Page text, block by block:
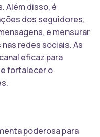
Além disso, é
dos seguidores,
e mensurar
redes sociais. As
eficaz para
fortalecer o
poderosa para